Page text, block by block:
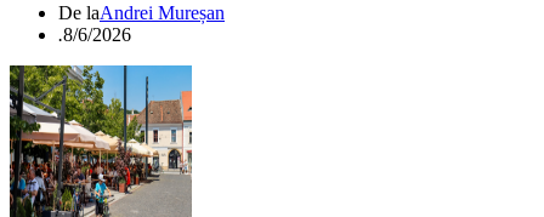
De laAndrei Mureșan
.8/6/2026